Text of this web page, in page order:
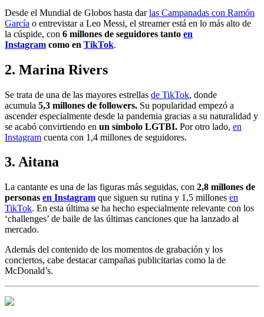
Desde el Mundial de Globos hasta darlas Campanadas con Ramón
García o entrevistar a Leo Messi, el streamer está en lo más alto de
la cúspide, con 6 millones de seguidores tanto en
Instagram como en TikTok.
2. Marina Rivers
Se trata de una de las mayores estrellas de TikTok, donde
acumula 5,3 millones de followers. Su popularidad empezó a
ascender especialmente desde la pandemia gracias a su naturalidad y
se acabó convirtiendo en un símbolo LGTBI. Por otro lado, en
Instagram cuenta con 1,4 millones de seguidores.
3. Aitana
La cantante es una de las figuras más seguidas, con 2,8 millones de
personas en Instagram que siguen su rutina y 1,5 millones en
TikTok. En esta última se ha hecho especialmente relevante con los
‘challenges’ de baile de las últimas canciones que ha lanzado al
mercado.
Además del contenido de los momentos de grabación y los
conciertos, cabe destacar campañas publicitarias como la de
McDonald’s.